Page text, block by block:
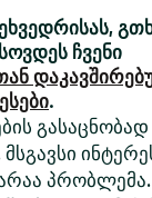
ჩვენი
.
არაა